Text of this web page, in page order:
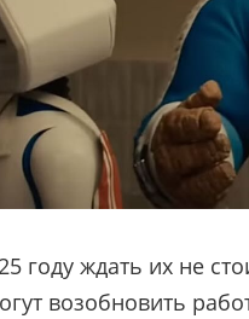
году ждать их не
возобновить